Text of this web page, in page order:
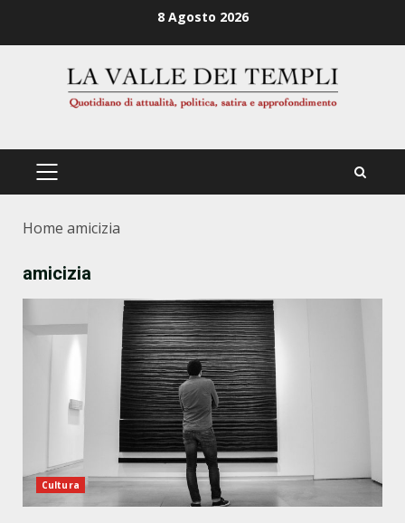
8 Agosto 2026
PRIMÄRES
Home amicizia
amicizia
Cultura